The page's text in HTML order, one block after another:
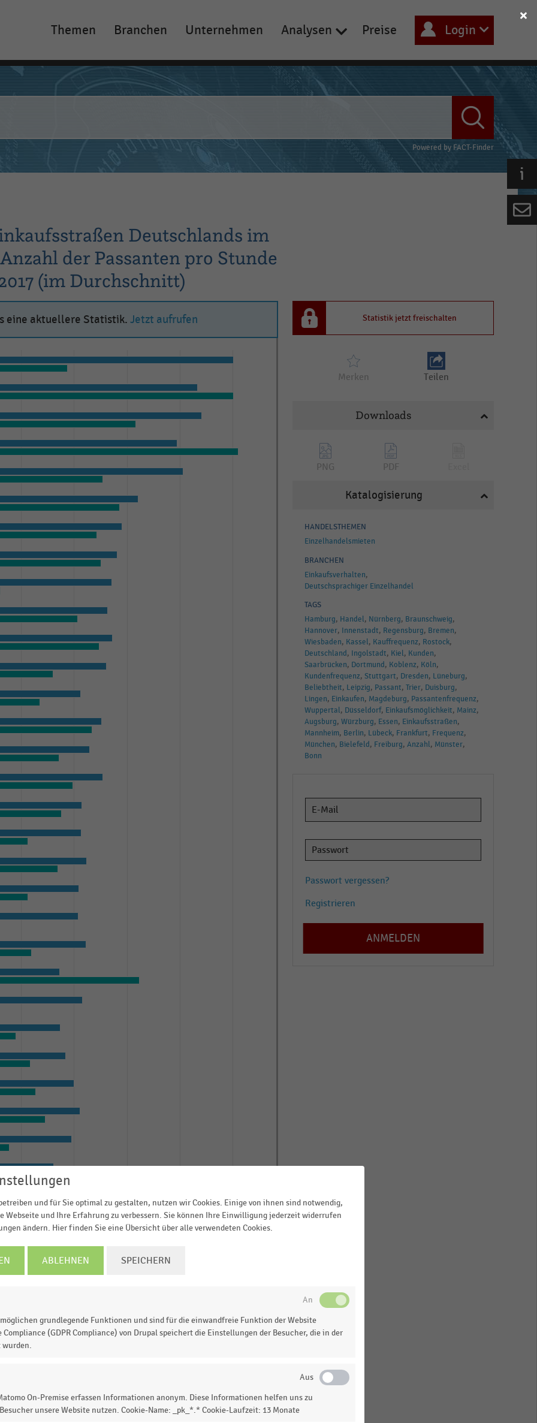
Main
navigation
Themen Branchen Unternehmen Analysen Preise Login
Powered by FACT-Finder
Deutschlands im
der Passanten pro Stunde
(im Durchschnitt)
eine aktuellere Statistik. Jetzt aufrufen Statistik jetzt freischalten
Merken Teilen
Downloads
PNG PDF
Katalogisierung
HANDELSTHEMEN
Einzelhandelsmieten
BRANCHEN
Einkaufsverhalten
Deutschsprachiger Einzelhandel
TAGS
Hamburg Handel Nürnberg Braunschweig
Hannover Innenstadt Regensburg Bremen
Wiesbaden Kassel Kauffrequenz Rostock
Deutschland
Ingolstadt Kiel Kunden
Saarbrücken Dortmund Koblenz Köln
Kundenfrequenz Stuttgart Dresden Lüneburg
Beliebtheit Leipzig Passant Trier Duisburg
Lingen Einkaufen Magdeburg Passantenfrequenz
Wuppertal Düsseldorf Einkaufsmöglichkeit Mainz
Augsburg Würzburg Essen Einkaufsstraßen
Mannheim Berlin Lübeck Frankfurt Frequenz
München Bielefeld Freiburg Anzahl Münster
Bonn
Passwort vergessen?
Registrieren
und für Sie optimal zu gestalten, nutzen wir Cookies. Einige von ihnen sind notwendig,
Webseite und Ihre Erfahrung zu verbessern. Sie können Ihre Einwilligung jederzeit widerrufen
ändern. Hier finden Sie eine Übersicht über alle verwendeten Cookies.
ABLEHNEN SPEICHERN
grundlegende Funktionen und sind für die einwandfreie Funktion der Website
(GDPR Compliance) von Drupal speichert die Einstellungen der Besucher, die in der
wurden.
On-Premise erfassen Informationen anonym. Diese Informationen helfen uns zu
unsere Website nutzen. Cookie-Name: _pk_*.* Cookie-Laufzeit: 13 Monate